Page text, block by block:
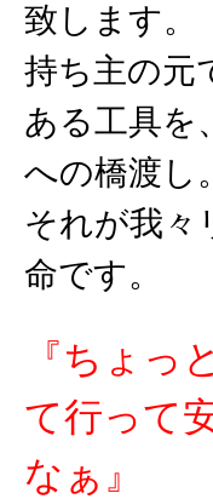
致します。
持ち主の元
ある工具を
への橋渡し。
それが我々
命です。
『ちょっ
て行って
なぁ』